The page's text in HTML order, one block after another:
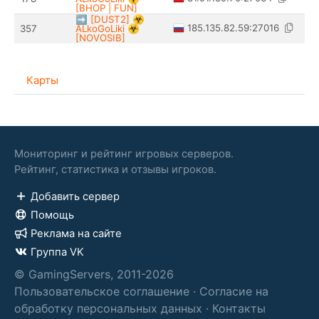
[BHOP | FUN]
357
➡️ [DUST2] ☣️
ALkoGoLiki ☣️
[NOVOSIB]
185.135.82.59:27016
Карты
Мониторинг и рейтинг игровых серверов.
Рейтинг, статистика и отзывы игроков.
Добавить сервер
Помощь
Реклама на сайте
Группа VK
© GamingServers, 2011-2026
Пользовательское соглашение · Согласие на
обработку персональных данных · Контакты